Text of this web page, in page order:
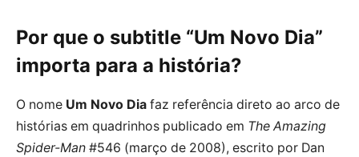
Por que o subtitle “Um Novo Dia”
importa para a história?
O nome Um Novo Dia faz referência direto ao arco de
histórias em quadrinhos publicado em The Amazing
Spider-Man #546 (março de 2008), escrito por Dan